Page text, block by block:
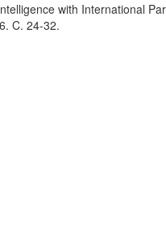
with International
C. 24-32.